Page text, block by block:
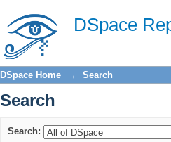
DSpace
Search
DSpace Home → Search
Search
Search: